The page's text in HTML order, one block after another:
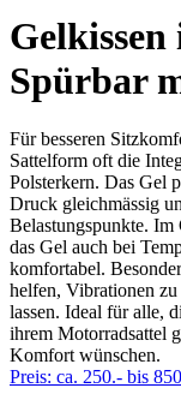
Spürbar
Für besseren
Sattelform oft die
Polsterkern. Das Gel
Druck gleichmässig
Belastungspunkte. Im
das Gel auch bei
komfortabel.
helfen, Vibrationen
lassen. Ideal für alle,
ihrem Motorradsattel
Komfort wünschen.
Preis: ca. 250.- bis